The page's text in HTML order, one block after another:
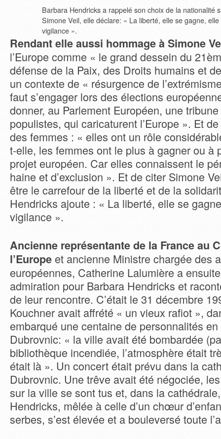
Barbara Hendricks a rappelé son choix de la nationalité
Simone Veil, elle déclare: « La liberté, elle se gagne,
vigilance ».
Rendant elle aussi hommage à Simone
l’Europe comme « le grand dessein du
défense de la Paix, des Droits humains et
un contexte de « résurgence de
faut s’engager lors des élections
donner, au Parlement Européen, une
populistes, qui caricaturent l’Europe ». Et
des femmes : « elles ont un rôle
t-elle, les femmes ont le plus à gagner ou à
projet européen. Car elles connaissent le
haine et d’exclusion ». Et de citer Simone
être le carrefour de la liberté et de la
Hendricks ajoute : « La liberté, elle se
vigilance ».
Ancienne représentante de la France au
l’Europe et ancienne Ministre chargée des
européennes, Catherine Lalumière a
admiration pour Barbara Hendricks et
de leur rencontre. C’était le 31 décembre
Kouchner avait affrété « un vieux rafiot »,
embarqué une centaine de personnalités
Dubrovnic: « la ville avait été bombardée
bibliothèque incendiée, l’atmosphère était
était là ». Un concert était prévu dans la
Dubrovnic. Une trêve avait été négociée,
sur la ville se sont tus et, dans la
Hendricks, mêlée à celle d’un chœur
serbes, s’est élevée et a bouleversé toute